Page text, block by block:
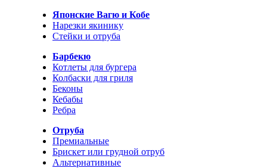
Японские Вагю и Кобе
Нарезки якинику
Стейки и отруба
Барбекю
Котлеты для бургера
Колбаски для гриля
Беконы
Кебабы
Ребра
Отруба
Премиальные
Брискет или грудной отруб
Альтернативные